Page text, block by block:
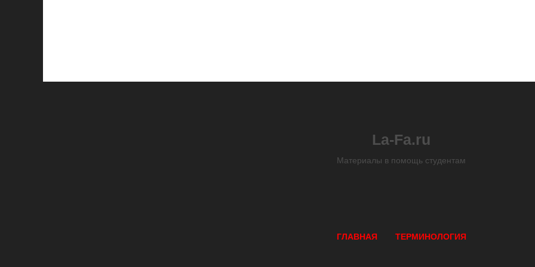
La-Fa.ru
Материалы в помощь студентам
ГЛАВНАЯ ТЕРМИНОЛОГИЯ